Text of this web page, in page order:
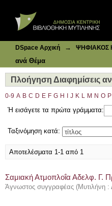
DSpace Αρχική → ΨΗΦΙΑΚΟΣ
ανά Θέμα
Πλοήγηση Διαφημίσεις
0-9 A B C D E F G H J K L M N O P
Ή εισάγετε τα πρώτα γράμματα:
Ταξινόμηση κατά:
Αποτελέσματα 1-1 από 1
Σαμιακή Ατμοπλοΐα Αδελφ. Γ.
Άγνωστος συγγραφέας (Μυτιλήνη :